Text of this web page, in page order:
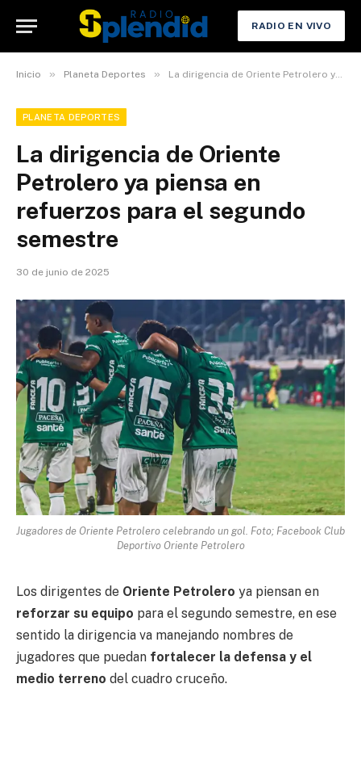
RADIO EN VIVO
Inicio » Planeta Deportes » La dirigencia de Oriente Petrolero ya piensa en refuerzos para el segundo semestre
PLANETA DEPORTES
La dirigencia de Oriente
Petrolero ya piensa en
refuerzos para el segundo
semestre
30 de junio de 2025
Jugadores de Oriente Petrolero celebrando un gol. Foto; Facebook Club
Deportivo Oriente Petrolero
Los dirigentes de Oriente Petrolero ya piensan en
reforzar su equipo para el segundo semestre, en ese
sentido la dirigencia va manejando nombres de
jugadores que puedan fortalecer la defensa y el
medio terreno del cuadro cruceño.